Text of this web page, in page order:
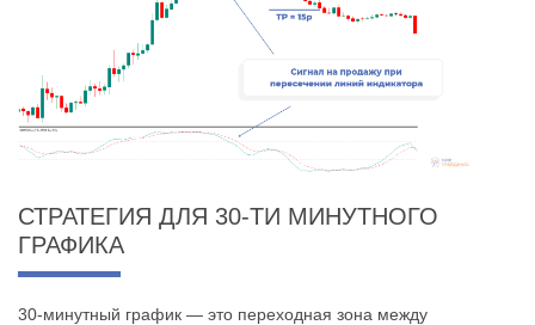
СТРАТЕГИЯ ДЛЯ 30-ТИ МИНУТНОГО
ГРАФИКА
30-минутный график — это переходная зона между